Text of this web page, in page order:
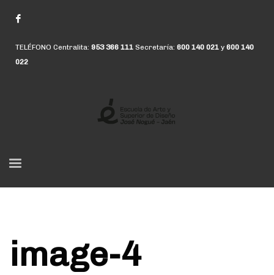
TELÉFONO Centralita: 953 366 111 Secretaría: 600 140 021 y 600 140
022
image-4